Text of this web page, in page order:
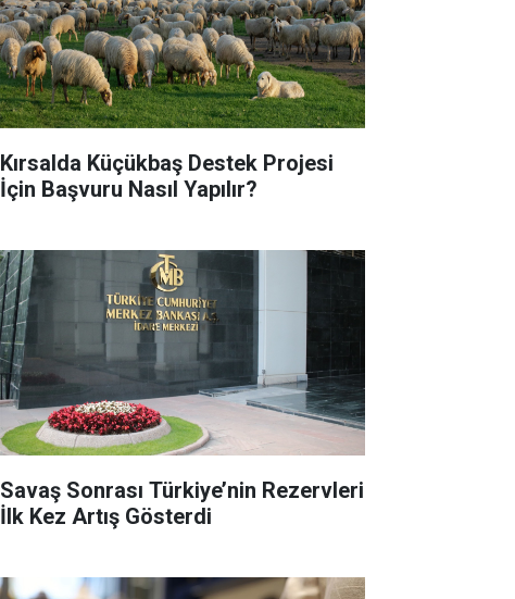
Kırsalda Küçükbaş Destek Projesi
İçin Başvuru Nasıl Yapılır?
Savaş Sonrası Türkiye’nin Rezervleri
İlk Kez Artış Gösterdi